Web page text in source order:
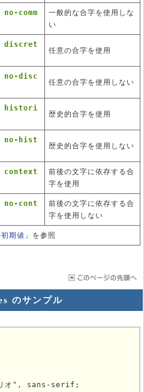
no-comm
一般的な合字を使用しな
い
discret
任意の合字を使用
no-disc
任意の合字を使用しない
histori
歴史的合字を使用
no-hist
歴史的合字を使用しない
context
前後の文字に依存する合
字を使用
no-cont
前後の文字に依存する合
字を使用しない
期値 」を参照
のサンプル
オ", sans-serif;